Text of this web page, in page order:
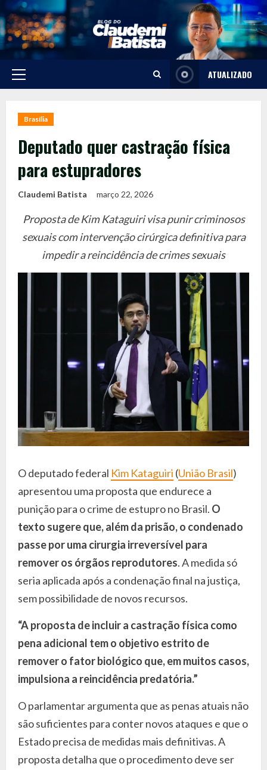
Skip
to
content
Primary
ATUALIZADO
Brasília
Deputado quer castração física
para estupradores
Claudemi Batista março 22, 2026
Proposta de Kim Kataguiri visa punir criminosos
sexuais com intervenção cirúrgica definitiva para
impedir a reincidência de crimes sexuais
O deputado federal Kim Kataguiri (União Brasil)
apresentou uma proposta que endurece a
punição para o crime de estupro no Brasil. O
texto sugere que, além da prisão, o condenado
passe por uma cirurgia irreversível para
remover os órgãos reprodutores. A medida só
seria aplicada após a condenação final na justiça,
sem possibilidade de novos recursos.
“A proposta de incluir a castração física como
pena adicional tem o objetivo estrito de
remover o fator biológico que, em muitos casos,
impulsiona a reincidência predatória.”
O parlamentar argumenta que as penas atuais não
são suficientes para conter novos ataques e que o
Estado precisa de medidas mais definitivas. A
proposta detalha que o procedimento deve ser